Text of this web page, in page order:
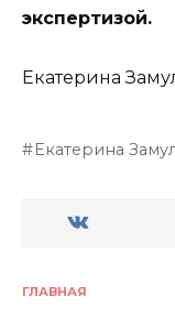
экспертизой.
Екатерина
Екатерина
ГЛАВНАЯ